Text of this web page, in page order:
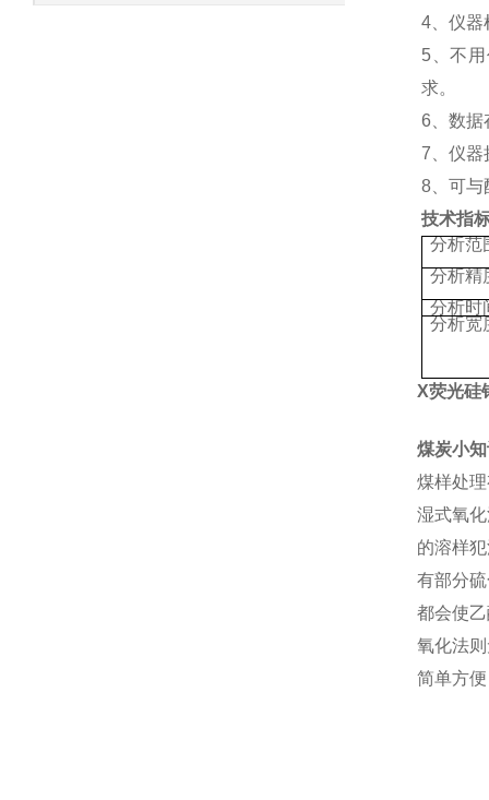
4 、仪
5 、不
求
6 、数
7 、仪
8 、可
技术指
分析范
分析精
分析时
分析宽
X荧光硅
煤炭小
煤样处
湿式氧
的溶样
有部分
都会使
氧化法
简单方